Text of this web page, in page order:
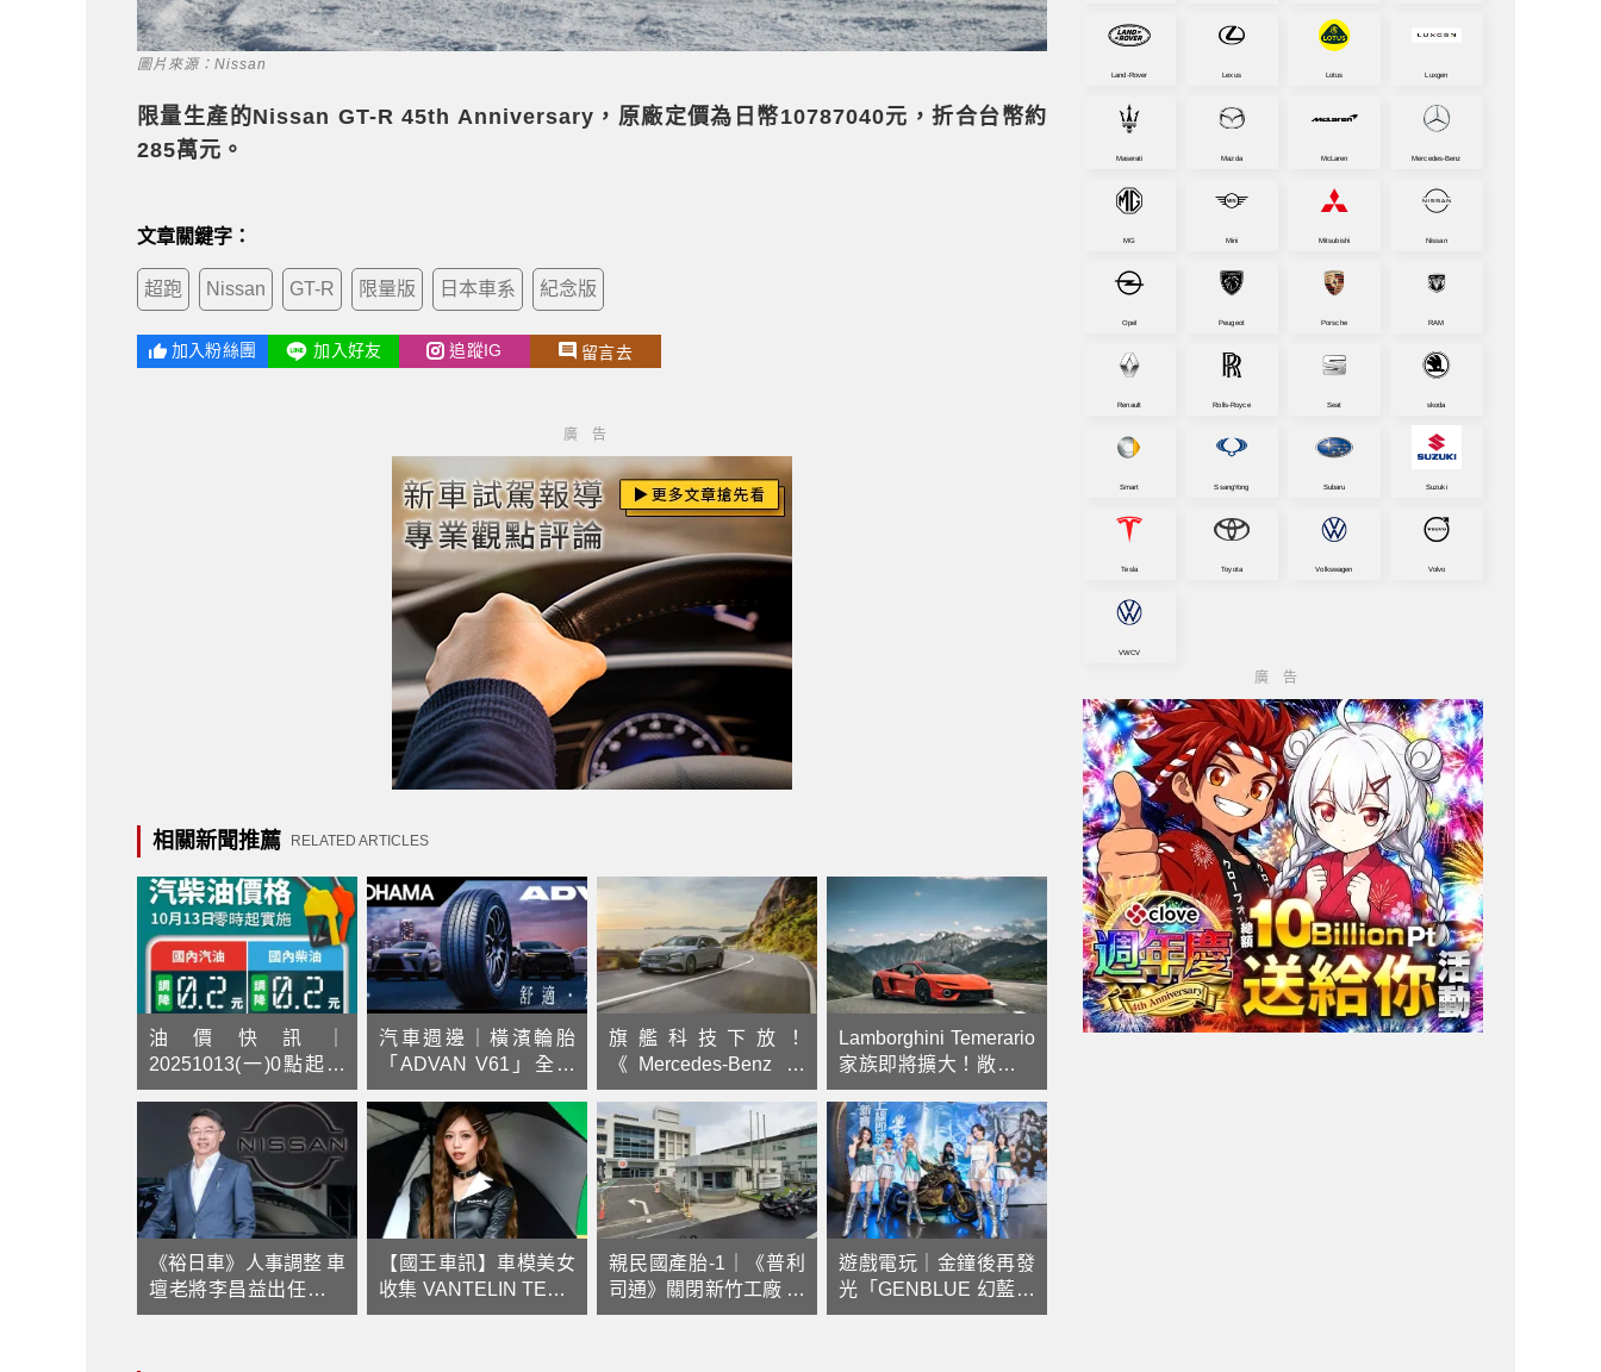
圖片來源：Nissan
限量生產的Nissan GT-R 45th Anniversary，原廠定價為日幣10787040元，折合台幣約
285萬元。
文章關鍵字：
超跑 Nissan GT-R 限量版 日本車系 紀念版
加入粉絲團 加入好友 追蹤IG 留言去
廣告
相關新聞推薦 RELATED ARTICLES
油價快訊｜
20251013(一)0點起｜
汽油降2角 柴油降2角
汽車週邊｜橫濱輪胎
「ADVAN V61」全方
位休旅胎全新上市
旗艦科技下放！
《Mercedes-Benz E-
Class》星耀版 最高升
級逾18萬配備 全面標
配夜色套件
Lamborghini Temerario
家族即將擴大！敞篷版
率先曝光
《裕日車》人事調整 車
壇老將李昌益出任副總
經理
【國王車訊】車模美女
收集 VANTELIN TEAM
TOM'S 央川かこ
親民國產胎-1｜《普利
司通》關閉新竹工廠 在
台改以銷售與服務為核
遊戲電玩｜金鐘後再發
光「GENBLUE 幻藍小
熊」甜酷站台《逆水
Land-Rover Lexus Lotus Luxgen
Maserati Mazda McLaren Mercedes-Benz
MG Mini Mitsubishi Nissan
Opel Peugeot Porsche RAM
Renault Rolls-Royce Seat skoda
Smart SsangYong Subaru Suzuki
Tesla Toyota Volkswagen Volvo
VWCV
廣告